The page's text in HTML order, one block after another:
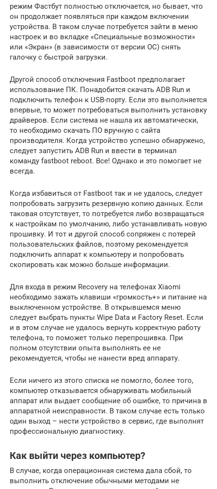
режим Фастбут полностью отключается, но бывает, что
он продолжает появляться при каждом включении
устройства. В таком случае потребуется зайти в меню
настроек и во вкладке «Специальные возможности»
или «Экран» (в зависимости от версии ОС) снять
галочку с быстрой загрузки.
Другой способ отключения Fastboot предполагает
использование ПК. Понадобится скачать ADB Run и
подключить телефон к USB-порту. Если это выполняется
впервые, то может потребоваться выполнить установку
драйверов. Если система не нашла их автоматически,
то необходимо скачать ПО вручную с сайта
производителя. Когда устройство успешно обнаружено,
следует запустить ADB Run и ввести в терминал
команду fastboot reboot. Все! Однако и это помогает не
всегда.
Когда избавиться от Fastboot так и не удалось, следует
попробовать загрузить резервную копию данных. Если
таковая отсутствует, то потребуется либо возвращаться
к настройкам по умолчанию, либо устанавливать новую
прошивку. И тот и другой способ сопряжен с потерей
пользовательских файлов, поэтому рекомендуется
подключить аппарат к компьютеру и попробовать
скопировать как можно больше информации.
Для входа в режим Recovery на телефонах Xiaomi
необходимо зажать клавиши «громкость+» и питание на
выключенном устройстве. В открывшемся меню
следует выбрать пункты Wipe Data и Factory Reset. Если
и в этом случае не удалось вернуть корректную работу
телефона, то поможет только перепрошивка. При
полном отсутствии опыта выполнять ее не
рекомендуется, чтобы не нанести вред аппарату.
Если ничего из этого списка не помогло, более того,
компьютер отказывается обнаруживать мобильный
аппарат или выдает сообщение об ошибке, то причина в
аппаратной неисправности. В таком случае есть только
один выход – нести устройство в сервис, где выполнят
профессиональную диагностику.
Как выйти через компьютер?
В случае, когда операционная система дала сбой, то
выполнить отключение обычными методами не